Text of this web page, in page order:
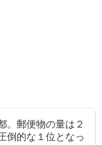
。郵便物の量は２
倒的な１位となっ